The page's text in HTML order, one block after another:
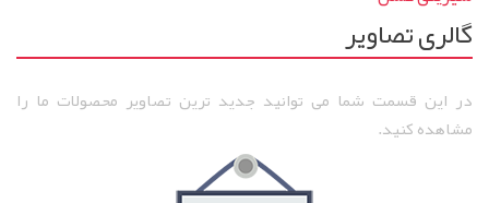
گالری تصاویر
در این قسمت شما می توانید جدید ترین تصاویر محصولات ما را
مشاهده کنید.